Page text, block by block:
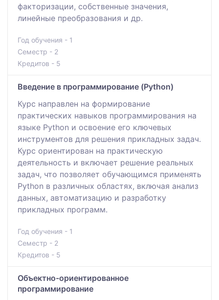
факторизации, собственные значения,
линейные преобразования и др.
Год обучения - 1
Семестр - 2
Кредитов - 5
Введение в программирование (Python)
Курс направлен на формирование
практических навыков программирования на
языке Python и освоение его ключевых
инструментов для решения прикладных задач.
Курс ориентирован на практическую
деятельность и включает решение реальных
задач, что позволяет обучающимся применять
Python в различных областях, включая анализ
данных, автоматизацию и разработку
прикладных программ.
Год обучения - 1
Семестр - 2
Кредитов - 5
Объектно-ориентированное
программирование